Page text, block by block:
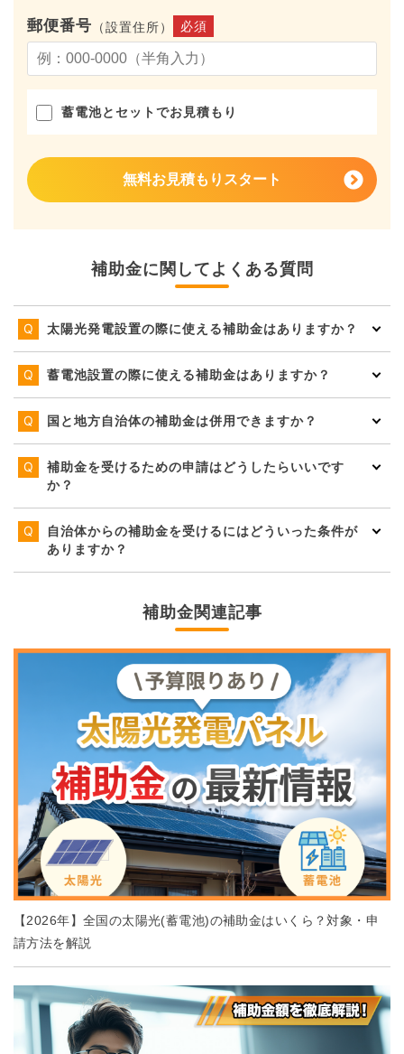
郵便番号 （設置住所） 必須
蓄電池とセットでお見積もり
無料お見積もりスタート
補助金に関してよくある質問
太陽光発電設置の際に使える補助金はありますか？
蓄電池設置の際に使える補助金はありますか？
国と地方自治体の補助金は併用できますか？
補助金を受けるための申請はどうしたらいいです
か？
自治体からの補助金を受けるにはどういった条件が
ありますか？
補助金関連記事
【2026年】全国の太陽光(蓄電池)の補助金はいくら？対象・申
請方法を解説